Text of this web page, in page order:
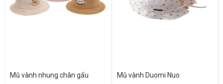
Mũ vành nhung chân gấu Mũ vành Duomi Nuo